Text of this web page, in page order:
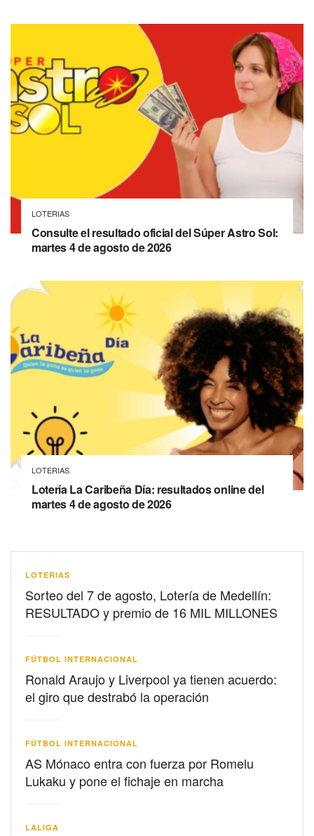
LOTERIAS
Consulte el resultado oficial del Súper Astro Sol:
martes 4 de agosto de 2026
LOTERIAS
Lotería La Caribeña Día: resultados online del
martes 4 de agosto de 2026
LOTERIAS
Sorteo del 7 de agosto, Lotería de Medellín:
RESULTADO y premio de 16 MIL MILLONES
FÚTBOL INTERNACIONAL
Ronald Araujo y Liverpool ya tienen acuerdo:
el giro que destrabó la operación
FÚTBOL INTERNACIONAL
AS Mónaco entra con fuerza por Romelu
Lukaku y pone el fichaje en marcha
LALIGA